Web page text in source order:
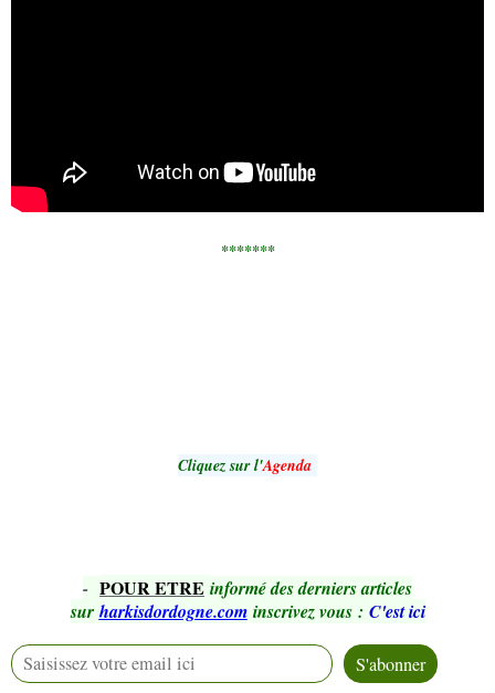
*******
Cliquez sur l'Agenda
- POUR ETRE informé des derniers articles
sur harkisdordogne.com inscrivez vous : C'est ici